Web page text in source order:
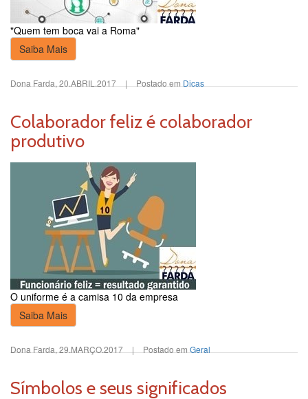
"Quem tem boca vai a Roma"
Saiba Mais
Dona Farda, 20.ABRIL.2017 | Postado em Dicas
Colaborador feliz é colaborador
produtivo
O uniforme é a camisa 10 da empresa
Saiba Mais
Dona Farda, 29.MARÇO.2017 | Postado em Geral
Símbolos e seus significados